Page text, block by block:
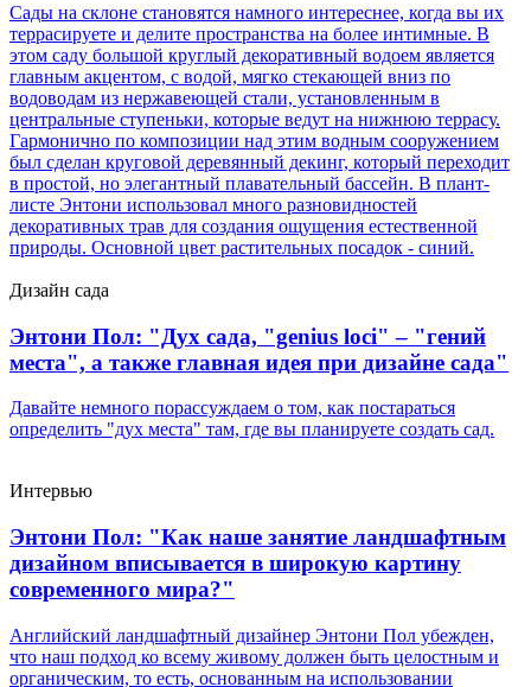
Сады на склоне становятся намного интереснее, когда вы их
террасируете и делите пространства на более интимные. В
этом саду большой круглый декоративный водоем является
главным акцентом, с водой, мягко стекающей вниз по
водоводам из нержавеющей стали, установленным в
центральные ступеньки, которые ведут на нижнюю террасу.
Гармонично по композиции над этим водным сооружением
был сделан круговой деревянный декинг, который переходит
в простой, но элегантный плавательный бассейн. В плант-
листе Энтони использовал много разновидностей
декоративных трав для создания ощущения естественной
природы. Основной цвет растительных посадок - синий.
Дизайн сада
Энтони Пол: "Дух сада, "genius loci" – "гений
места", а также главная идея при дизайне сада"
Давайте немного порассуждаем о том, как постараться
определить "дух места" там, где вы планируете создать сад.
Интервью
Энтони Пол: "Как наше занятие ландшафтным
дизайном вписывается в широкую картину
современного мира?"
Английский ландшафтный дизайнер Энтони Пол убежден,
что наш подход ко всему живому должен быть целостным и
органическим, то есть, основанным на использовании